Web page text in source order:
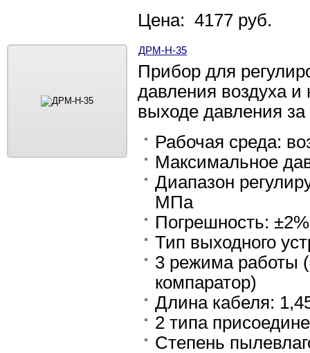
Цена: 4177 руб.
ДРМ-Н-35
Прибор для
давления воздуха и
выходе давления
Рабочая среда:
Максимальное
Диапазон
МПа
Погрешность: ±2%
Тип выходного
3 режима работы
компаратор)
Длина кабеля:
2 типа
Степень